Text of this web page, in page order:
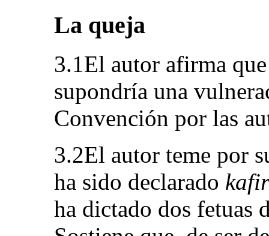
La queja
3.1El autor afirma
supondría una
Convención por las
3.2El autor teme por
ha sido declarado
ha dictado dos fetuas